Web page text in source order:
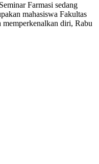
Farmasi sedang
mahasiswa Fakultas
diri, Rabu